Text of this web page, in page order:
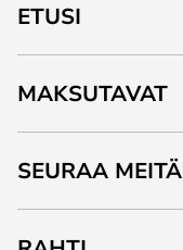
ETUSI
MAKSUTAVAT
SEURAA MEITÄ